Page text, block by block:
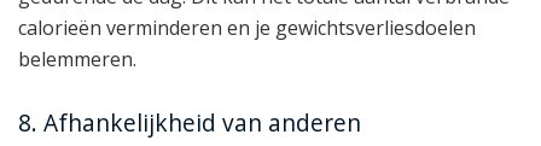
calorieën verminderen en je gewichtsverliesdoelen
belemmeren.
8. Afhankelijkheid van anderen